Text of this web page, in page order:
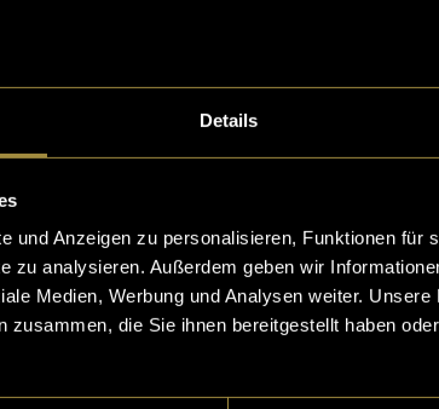
Details
und Anzeigen zu personalisieren, Funktionen für
zu analysieren. Außerdem geben wir
Medien, Werbung und Analysen weiter.
zusammen, die Sie ihnen bereitgestellt haben